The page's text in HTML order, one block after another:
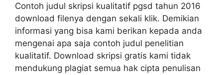
Contoh judul skripsi kualitatif pgsd tahun 2016
download filenya dengan sekali klik. Demikian
informasi yang bisa kami berikan kepada anda
mengenai apa saja contoh judul penelitian
kualitatif. Download skripsi gratis kami tidak
mendukung plagiat semua hak cipta penulisan